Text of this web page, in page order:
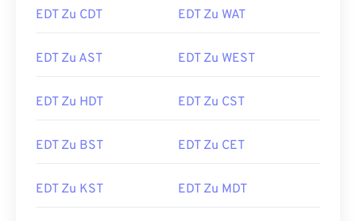
EDT Zu CDT EDT Zu WAT
EDT Zu AST EDT Zu WEST
EDT Zu HDT EDT Zu CST
EDT Zu BST EDT Zu CET
EDT Zu KST EDT Zu MDT